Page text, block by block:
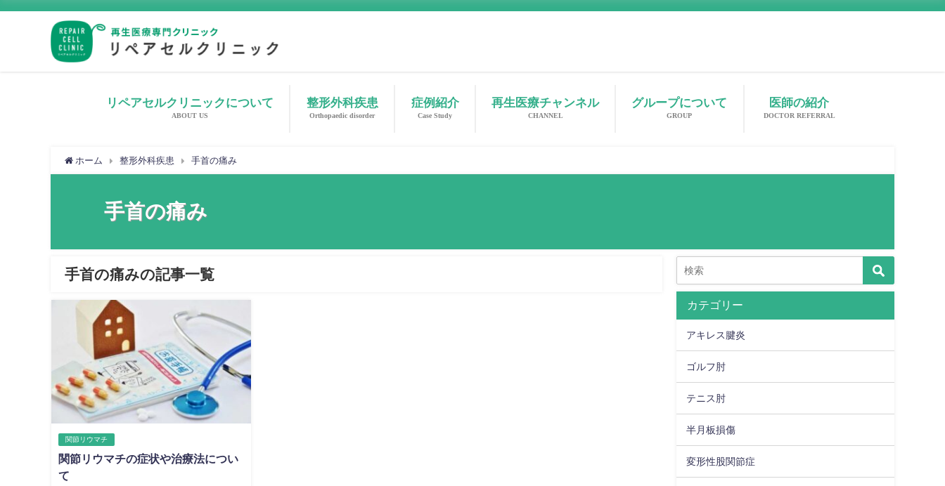
リペアセルクリニックについて
ABOUT US
整形外科疾患
Orthopaedic disorder
症例紹介
Case Study
再生医療チャンネル
CHANNEL
グループについて
GROUP
医師の紹介
DOCTOR REFERRAL
ホーム 整形外科疾患 手首の痛み
手首の痛み
手首の痛みの記事一覧
関節リウマチ
関節リウマチの症状や治療法につい
て
カテゴリー
アキレス腱炎
ゴルフ肘
テニス肘
半月板損傷
変形性股関節症